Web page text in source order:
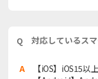
Q 対応しているス
A
【iOS】iOS15